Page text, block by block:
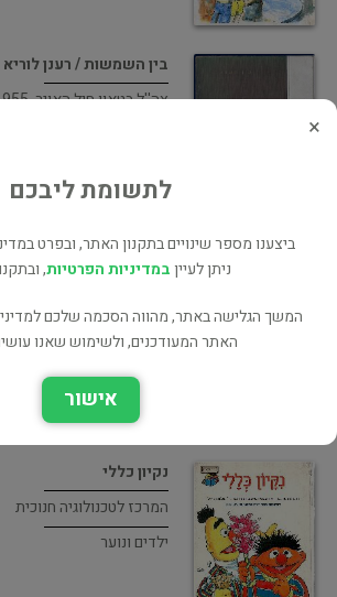
בין השמשות / רענן לוריא
צה''ל בטאון חיל האויר, 1955
מערכת רפיח 217 לפסה"נ -…
תולדות היהודים
נקיון כללי
המרכז לטכנולוגיה חנוכית
ילדים ונוער
×
לתשומת ליבכם
ביצענו מספר שינויים בתקנון האתר, ובפרט
ניתן לעייןבמדיניות הפרטיות,
המשך הגלישה באתר, מהווה הסכמה שלכם
האתר המעודכנים, ולשימוש שאנו
אישור